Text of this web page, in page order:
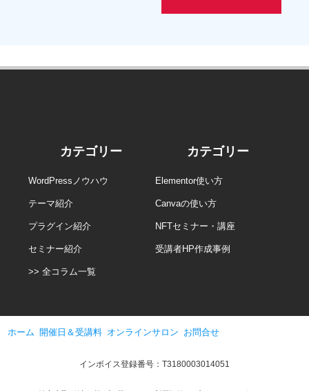
カテゴリー
WordPressノウハウ
テーマ紹介
プラグイン紹介
セミナー紹介
>> 全コラム一覧
カテゴリー
Elementor使い方
Canvaの使い方
NFTセミナー・講座
受講者HP作成事例
ホーム 開催日＆受講料 オンラインサロン お問合せ
インボイス登録番号：T3180003014051